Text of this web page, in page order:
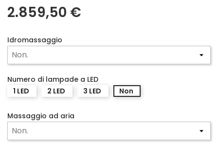
2.859,50 €
Idromassaggio
Numero di lampade a LED
1 LED
2 LED 3 LED Non
Massaggio ad aria